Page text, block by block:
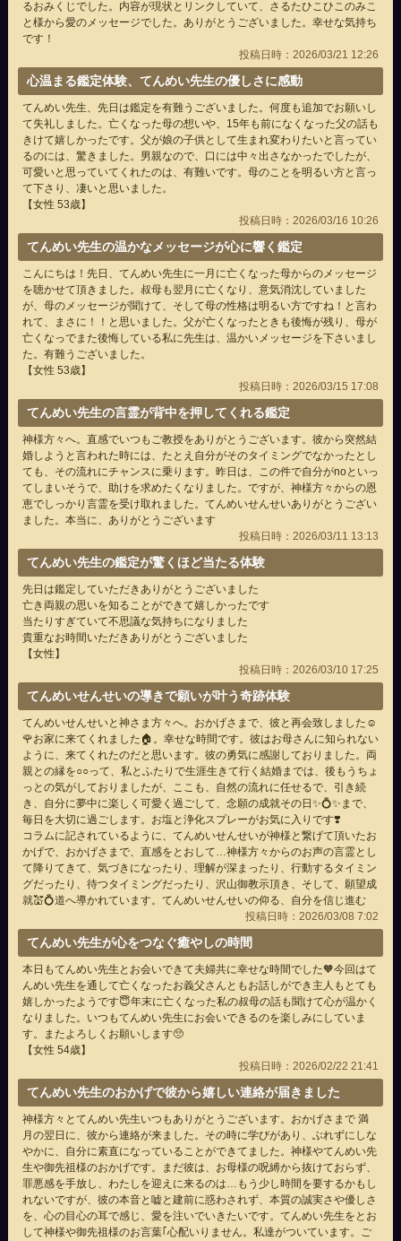
るおみくじでした。内容が現状とリンクしていて、さるたひこひこのみこ
と様から愛のメッセージでした。ありがとうございました。幸せな気持ち
です！
投稿日時：2026/03/21 12:26
心温まる鑑定体験、てんめい先生の優しさに感動
てんめい先生、先日は鑑定を有難うございました。何度も追加でお願いし
て失礼しました。亡くなった母の想いや、15年も前になくなった父の話も
きけて嬉しかったです。父が娘の子供として生まれ変わりたいと言ってい
るのには、驚きました。男親なので、口には中々出さなかったでしたが、
可愛いと思っていてくれたのは、有難いです。母のことを明るい方と言っ
て下さり、凄いと思いました。
【女性 53歳】
投稿日時：2026/03/16 10:26
てんめい先生の温かなメッセージが心に響く鑑定
こんにちは！先日、てんめい先生に一月に亡くなった母からのメッセージ
を聴かせて頂きました。叔母も翌月に亡くなり、意気消沈していました
が、母のメッセージが聞けて、そして母の性格は明るい方ですね！と言わ
れて、まさに！！と思いました。父が亡くなったときも後悔が残り、母が
亡くなっでまた後悔している私に先生は、温かいメッセージを下さいまし
た。有難うございました。
【女性 53歳】
投稿日時：2026/03/15 17:08
てんめい先生の言霊が背中を押してくれる鑑定
神様方々へ。直感でいつもご教授をありがとうございます。彼から突然結
婚しようと言われた時には、たとえ自分がそのタイミングでなかったとし
ても、その流れにチャンスに乗ります。昨日は、この件で自分がnoといっ
てしまいそうで、助けを求めたくなりました。ですが、神様方々からの恩
恵でしっかり言霊を受け取れました。てんめいせんせいありがとうござい
ました。本当に、ありがとうございます
投稿日時：2026/03/11 13:13
てんめい先生の鑑定が驚くほど当たる体験
先日は鑑定していただきありがとうございました
亡き両親の思いを知ることができて嬉しかったです
当たりすぎていて不思議な気持ちになりました
貴重なお時間いただきありがとうございました
【女性】
投稿日時：2026/03/10 17:25
てんめいせんせいの導きで願いが叶う奇跡体験
てんめいせんせいと神さま方々へ。おかげさまで、彼と再会致しました☺️
🌹お家に来てくれました🏠。幸せな時間です。彼はお母さんに知られない
ように、来てくれたのだと思います。彼の勇気に感謝しておりました。両
親との縁を○○って、私とふたりで生涯生きて行く結婚までは、後もうちょ
っとの気がしておりましたが、ここも、自然の流れに任せるで、引き続
き、自分に夢中に楽しく可愛く過ごして、念願の成就その日✨💍✨まで、
毎日を大切に過ごします。お塩と浄化スプレーがお気に入りです❣️
コラムに記されているように、てんめいせんせいが神様と繋げて頂いたお
かげで、おかげさまで、直感をとおして…神様方々からのお声の言霊とし
て降りてきて、気づきになったり、理解が深まったり、行動するタイミン
グだったり、待つタイミングだったり、沢山御教示頂き、そして、願望成
就💒💍道へ導かれています。てんめいせんせいの仰る、自分を信じ進む
投稿日時：2026/03/08 7:02
てんめい先生が心をつなぐ癒やしの時間
本日もてんめい先生とお会いできて夫婦共に幸せな時間でした🧡今回はて
んめい先生を通して亡くなったお義父さんともお話しができ主人もとても
嬉しかったようです😇年末に亡くなった私の叔母の話も聞けて心が温かく
なりました。いつもてんめい先生にお会いできるのを楽しみにしていま
す。またよろしくお願いします🥺
【女性 54歳】
投稿日時：2026/02/22 21:41
てんめい先生のおかげで彼から嬉しい連絡が届きました
神様方々とてんめい先生いつもありがとうございます。おかげさまで 満
月の翌日に、彼から連絡が来ました。その時に学びがあり、ぶれずにしな
やかに、自分に素直になっていることができてました。神様やてんめい先
生や御先祖様のおかげです。まだ彼は、お母様の呪縛から抜けておらず、
罪悪感を手放し、わたしを迎えに来るのは…もう少し時間を要するかもし
れないですが、彼の本音と嘘と建前に惑わされず、本質の誠実さや優しさ
を、心の目心の耳で感じ、愛を注いでいきたいです。てんめい先生をとお
して神様や御先祖様のお言葉｢心配いりません。私達がついています。ご